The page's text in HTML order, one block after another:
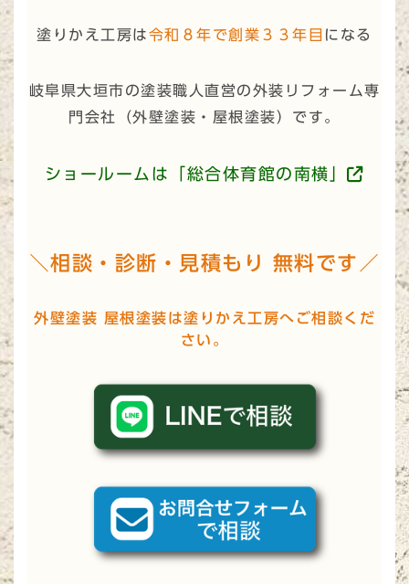
塗りかえ工房は令和８年で創業３３年目 になる
岐阜県大垣市の塗装職人直営の外装リフォーム専
門会社（外壁塗装・屋根塗装）です。
ショールームは「総合体育館の南横」
＼相談・診断・見積もり 無料です／
外壁塗装 屋根塗装は塗りかえ工房へご相談くだ
さい。